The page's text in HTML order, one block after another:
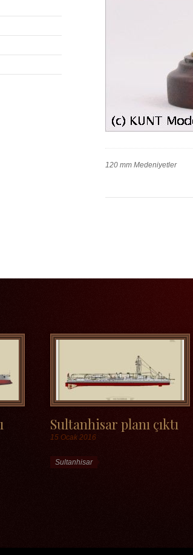
Work
120 mm Medeniyetler
Sultanhisar planı çıktı
15 Ocak 2016
Etiketler
Sultanhisar